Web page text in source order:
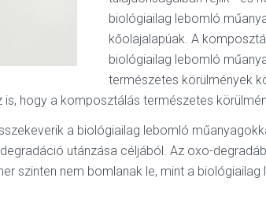
biológiailag lebomló
kőolajalapúak. A
biológiailag lebomló
természetes körülmények
hogy a komposztálás természetes
a biológiailag lebomló
utánzása céljából. Az oxo-
szinten nem bomlanak le, mint a biológiailag